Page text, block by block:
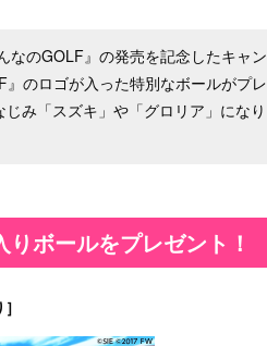
なのGOLF』の発売を記念したキャン
のロゴが入った特別なボールがプレ
み「スズキ」や「グロリア」になり
ボールをプレゼント！